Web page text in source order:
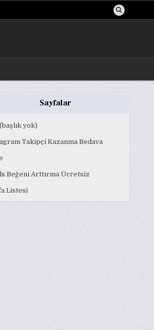
Sayfalar
yok)
Takipçi Kazanma Bedava
Beğeni Arttırma Ücretsiz
Listesi